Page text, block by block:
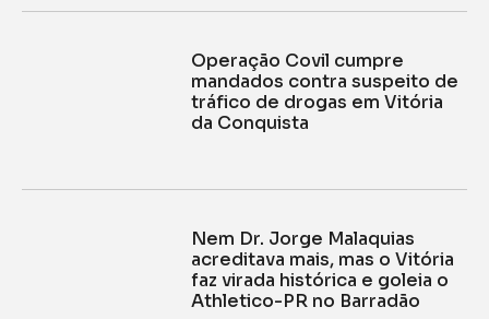
Operação Covil cumpre
mandados contra suspeito de
tráfico de drogas em Vitória
da Conquista
Nem Dr. Jorge Malaquias
acreditava mais, mas o Vitória
faz virada histórica e goleia o
Athletico-PR no Barradão